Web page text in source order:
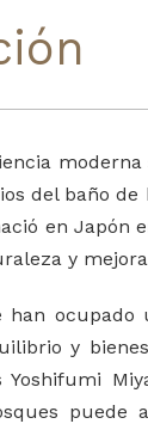
del baño
en Japón
y
han
y
Yoshifumi
puede